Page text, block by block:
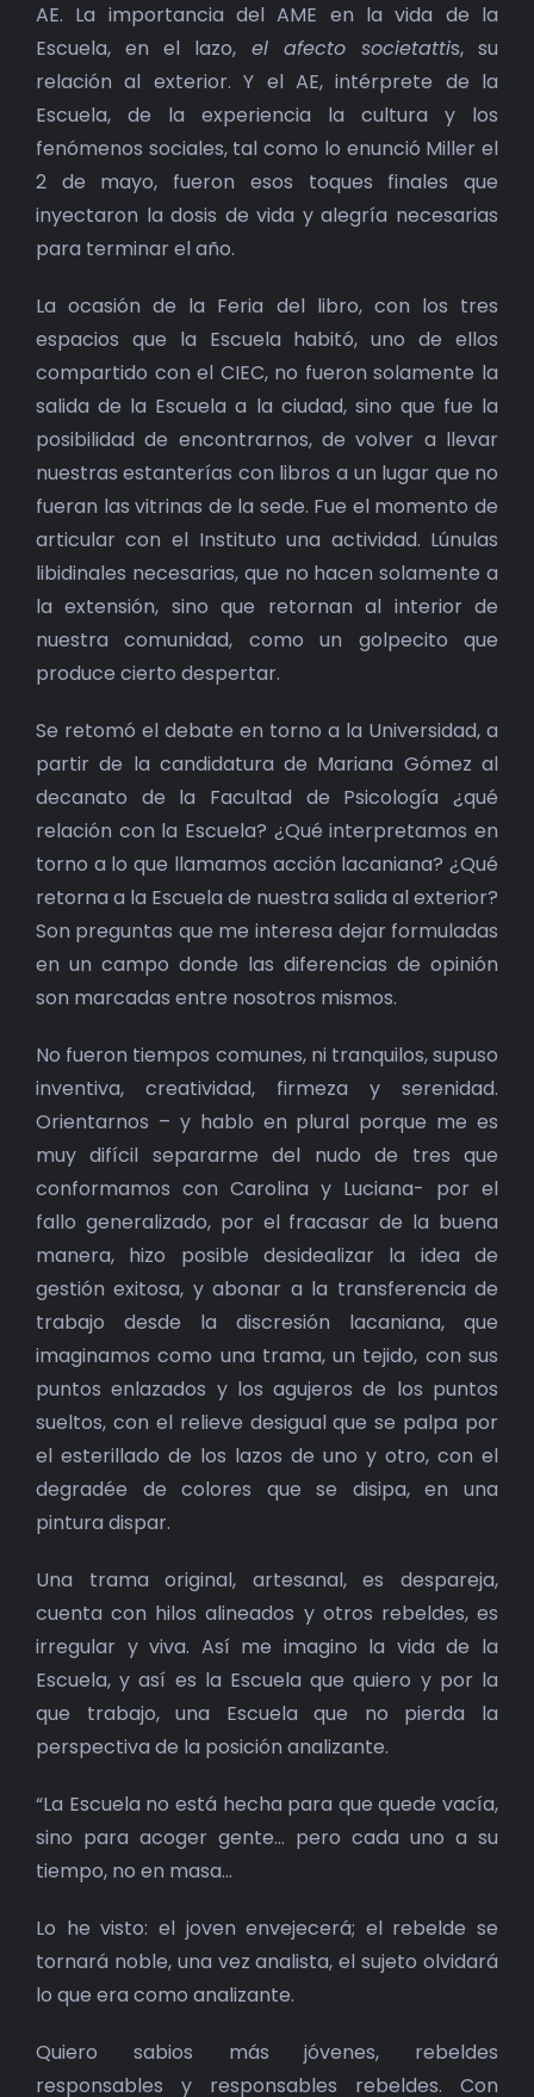
AE. La importancia del AME en la vida de la
Escuela, en el lazo, el afecto societattis, su
relación al exterior. Y el AE, intérprete de la
Escuela, de la experiencia la cultura y los
fenómenos sociales, tal como lo enunció Miller el
2 de mayo, fueron esos toques finales que
inyectaron la dosis de vida y alegría necesarias
para terminar el año.
La ocasión de la Feria del libro, con los tres
espacios que la Escuela habitó, uno de ellos
compartido con el CIEC, no fueron solamente la
salida de la Escuela a la ciudad, sino que fue la
posibilidad de encontrarnos, de volver a llevar
nuestras estanterías con libros a un lugar que no
fueran las vitrinas de la sede. Fue el momento de
articular con el Instituto una actividad. Lúnulas
libidinales necesarias, que no hacen solamente a
la extensión, sino que retornan al interior de
nuestra comunidad, como un golpecito que
produce cierto despertar.
Se retomó el debate en torno a la Universidad, a
partir de la candidatura de Mariana Gómez al
decanato de la Facultad de Psicología ¿qué
relación con la Escuela? ¿Qué interpretamos en
torno a lo que llamamos acción lacaniana? ¿Qué
retorna a la Escuela de nuestra salida al exterior?
Son preguntas que me interesa dejar formuladas
en un campo donde las diferencias de opinión
son marcadas entre nosotros mismos.
No fueron tiempos comunes, ni tranquilos, supuso
inventiva, creatividad, firmeza y serenidad.
Orientarnos – y hablo en plural porque me es
muy difícil separarme del nudo de tres que
conformamos con Carolina y Luciana- por el
fallo generalizado, por el fracasar de la buena
manera, hizo posible desidealizar la idea de
gestión exitosa, y abonar a la transferencia de
trabajo desde la discresión lacaniana, que
imaginamos como una trama, un tejido, con sus
puntos enlazados y los agujeros de los puntos
sueltos, con el relieve desigual que se palpa por
el esterillado de los lazos de uno y otro, con el
degradée de colores que se disipa, en una
pintura dispar.
Una trama original, artesanal, es despareja,
cuenta con hilos alineados y otros rebeldes, es
irregular y viva. Así me imagino la vida de la
Escuela, y así es la Escuela que quiero y por la
que trabajo, una Escuela que no pierda la
perspectiva de la posición analizante.
“La Escuela no está hecha para que quede vacía,
sino para acoger gente… pero cada uno a su
tiempo, no en masa…
Lo he visto: el joven envejecerá; el rebelde se
tornará noble, una vez analista, el sujeto olvidará
lo que era como analizante.
Quiero sabios más jóvenes, rebeldes
responsables y responsables rebeldes. Con